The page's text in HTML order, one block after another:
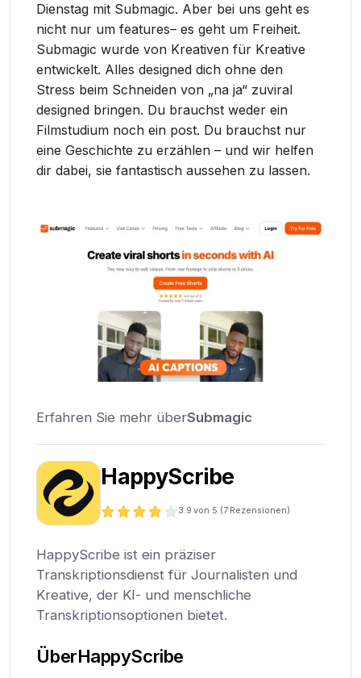
Dienstag mit Submagic. Aber bei uns geht es
nicht nur um features– es geht um Freiheit.
Submagic wurde von Kreativen für Kreative
entwickelt. Alles designed dich ohne den
Stress beim Schneiden von „na ja“ zuviral
designed bringen. Du brauchst weder ein
Filmstudium noch ein post. Du brauchst nur
eine Geschichte zu erzählen – und wir helfen
dir dabei, sie fantastisch aussehen zu lassen.
Erfahren Sie mehr überSubmagic
HappyScribe
3.9 von 5 (7 Rezensionen)
HappyScribe ist ein präziser
Transkriptionsdienst für Journalisten und
Kreative, der KI- und menschliche
Transkriptionsoptionen bietet.
ÜberHappyScribe